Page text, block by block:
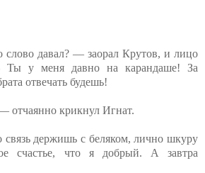
давал? — заорал Крутов, и лицо
Ты у меня давно на карандаше! За
отвечать будешь!
отчаянно крикнул Игнат.
держишь с беляком, лично шкуру
счастье, что я добрый. А завтра